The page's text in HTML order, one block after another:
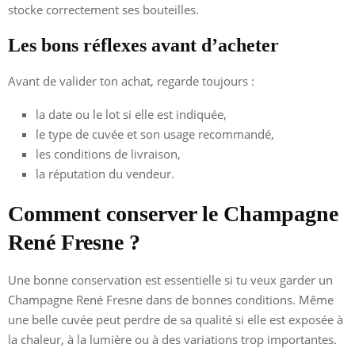
stocke correctement ses bouteilles.
Les bons réflexes avant d’acheter
Avant de valider ton achat, regarde toujours :
la date ou le lot si elle est indiquée,
le type de cuvée et son usage recommandé,
les conditions de livraison,
la réputation du vendeur.
Comment conserver le Champagne
René Fresne ?
Une bonne conservation est essentielle si tu veux garder un
Champagne René Fresne dans de bonnes conditions. Même
une belle cuvée peut perdre de sa qualité si elle est exposée à
la chaleur, à la lumière ou à des variations trop importantes.